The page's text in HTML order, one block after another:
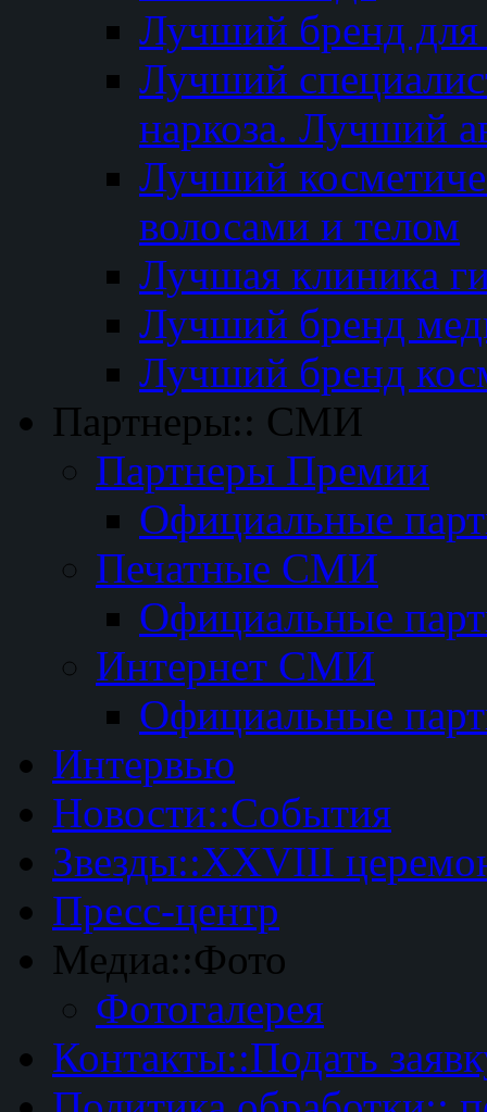
Лучший бренд
Лучший
наркоза. Лучший
Лучший
волосами и телом
Лучшая клиника
Лучший бренд
Лучший бренд
Партнеры:: СМИ
Партнеры Премии
Официальные
Печатные СМИ
Официальные
Интернет СМИ
Официальные
Интервью
Новости::События
Звезды::XXVIII
Пресс-центр
Медиа::Фото
Фотогалерея
Контакты::Подать